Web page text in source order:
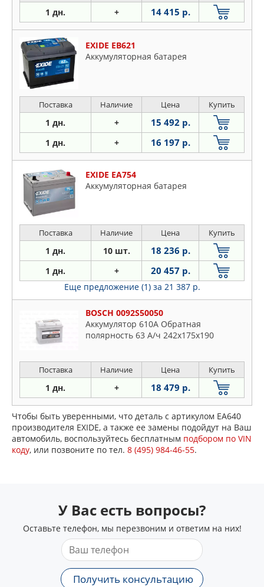
1 дн. + 14 415 р.
EXIDE EB621
Аккумуляторная батарея
Поставка Наличие Цена Купить
1 дн. + 15 492 р.
1 дн. + 16 197 р.
EXIDE EA754
Аккумуляторная батарея
Поставка Наличие Цена Купить
1 дн. 10 шт. 18 236 р.
1 дн. + 20 457 р.
Еще предложение (1) за 21 387 р.
BOSCH 0092S50050
Аккумулятор 610A Обратная
полярность 63 А/ч 242x175x190
Поставка Наличие Цена Купить
1 дн. + 18 479 р.
Чтобы быть уверенными, что деталь с артикулом EA640
производителя EXIDE, а также ее замены подойдут на Ваш
автомобиль, воспользуйтесь бесплатным подбором по VIN
коду, или позвоните по тел. 8 (495) 984-46-55.
У Вас есть вопросы?
Оставьте телефон, мы перезвоним и ответим на них!
Получить консультацию